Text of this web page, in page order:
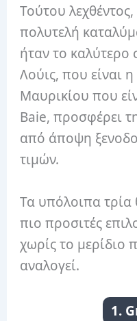
Τούτου
πολυτελή
ήταν το καλύτερο
Λούις, που είναι
Μαυρικίου που
Baie, προσφέρει
από άποψη
τιμών.
Τα υπόλοιπα τρία
πιο προσιτές
χωρίς το μερίδιο
αναλογεί.
1.